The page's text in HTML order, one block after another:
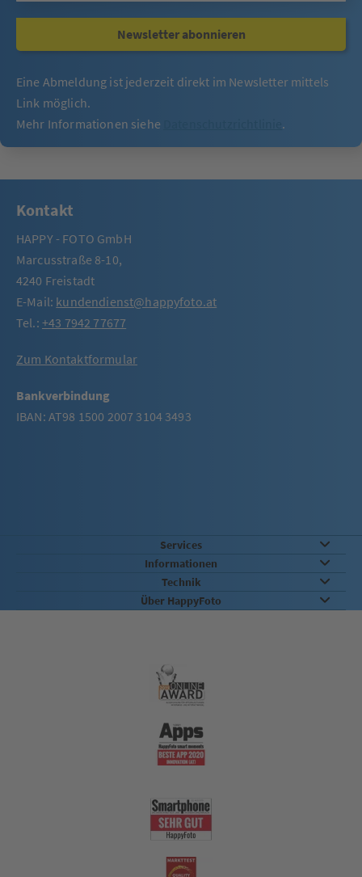
Newsletter abonnieren
Eine Abmeldung ist jederzeit direkt im Newsletter mittels
Link möglich.
Mehr Informationen siehe
.
Kontakt
HAPPY - FOTO GmbH
Marcusstraße 8-10,
4240 Freistadt
E-Mail: kundendienst@happyfoto.at
Tel.: +43 7942 77677
Zum Kontaktformular
Bankverbindung
IBAN: AT98 1500 2007 3104 3493
Services
Informationen
Technik
Über HappyFoto